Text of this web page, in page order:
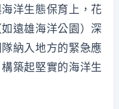
洋生態保育上，花
遠雄海洋公園）深
納入地方的緊急應
築起堅實的海洋生